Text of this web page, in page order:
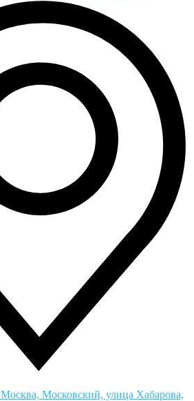
Москва, Московский, улица Хабарова,